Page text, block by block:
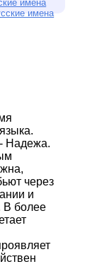
имена
имена
Надежа.
через
и
В более